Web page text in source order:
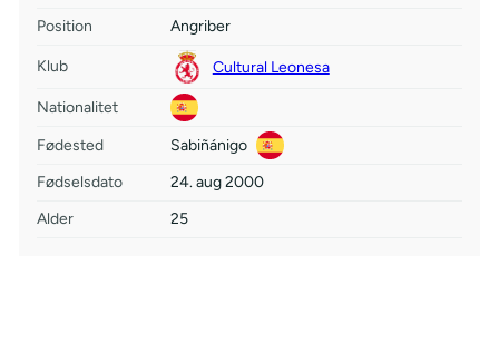
Position
Angriber
Klub Cultural Leonesa
Nationalitet
Fødested
Sabiñánigo
Fødselsdato
24. aug 2000
Alder
25